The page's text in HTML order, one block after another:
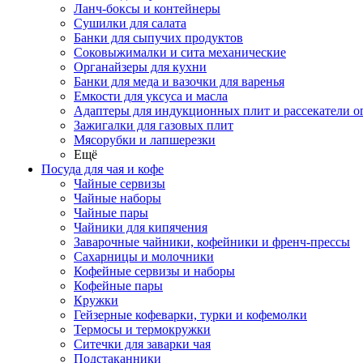
Ланч-боксы и контейнеры
Сушилки для салата
Банки для сыпучих продуктов
Соковыжималки и сита механические
Органайзеры для кухни
Банки для меда и вазочки для варенья
Емкости для уксуса и масла
Адаптеры для индукционных плит и рассекатели
Зажигалки для газовых плит
Мясорубки и лапшерезки
Ещё
Посуда для чая и кофе
Чайные сервизы
Чайные наборы
Чайные пары
Чайники для кипячения
Заварочные чайники, кофейники и френч-прессы
Сахарницы и молочники
Кофейные сервизы и наборы
Кофейные пары
Кружки
Гейзерные кофеварки, турки и кофемолки
Термосы и термокружки
Ситечки для заварки чая
Подстаканники